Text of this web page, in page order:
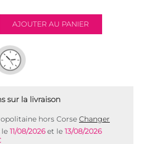
sur la livraison
hors Corse Changer
le 11/08/2026et le 13/08/2026